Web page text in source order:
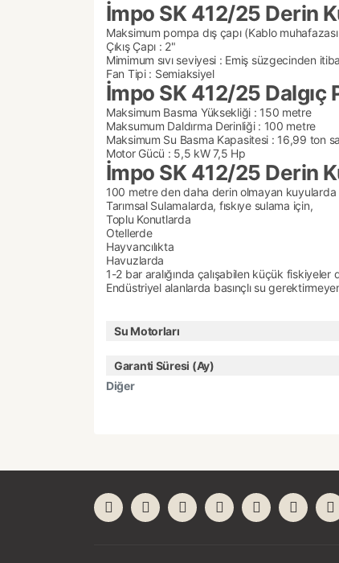
İmpo SK 412/25 Derin
Maksimum pompa dış çapı (Kablo
Çıkış Çapı : 2"
Mimimum sıvı seviyesi : Emiş süzgecinden
Fan Tipi : Semiaksiyel
İmpo SK 412/25
Maksimum Basma Yüksekliği : 150 metre
Maksumum Daldırma Derinliği : 100 metre
Maksimum Su Basma Kapasitesi : 16,99 ton
Motor Gücü : 5,5 kW 7,5 Hp
İmpo SK 412/25 Derin
100 metre den daha derin olmayan kuyularda
Tarımsal Sulamalarda, fıskıye sulama için,
Toplu Konutlarda
Otellerde
Hayvancılıkta
Havuzlarda
1-2 bar aralığında çalışabilen küçük
Endüstriyel alanlarda basınçlı su
Su Motorları
Diğer
Garanti Süresi (Ay)
Ürün açıklamasında eksik bilgiler bulunuyor.